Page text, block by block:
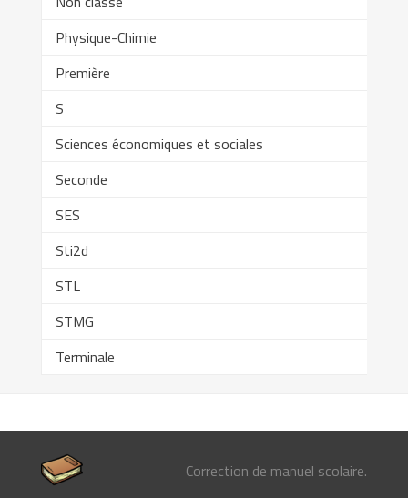
Physique-Chimie
Première
S
Sciences économiques et sociales
Seconde
SES
Sti2d
STL
STMG
Terminale
Correction de manuel scolaire.